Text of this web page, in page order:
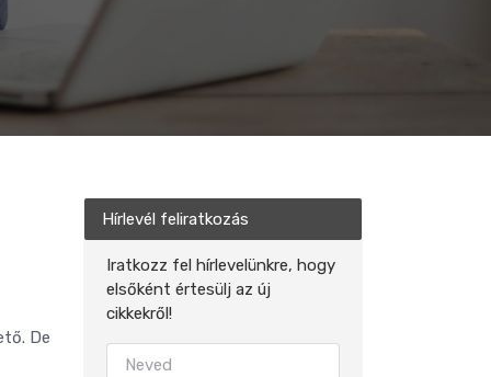
De
Hírlevél feliratkozás
Iratkozz fel hírlevelünkre, hogy
elsőként értesülj az új
cikkekről!